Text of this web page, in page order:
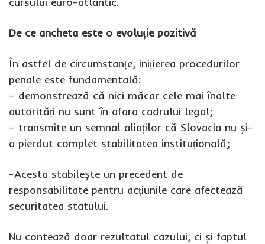
De ce ancheta este o evoluție pozitivă
În astfel de circumstanțe, inițierea procedurilor
penale este fundamentală:
– demonstrează că nici măcar cele mai înalte
autorități nu sunt în afara cadrului legal;
– transmite un semnal aliaților că Slovacia nu și-
a pierdut complet stabilitatea instituțională;
-Acesta stabilește un precedent de
responsabilitate pentru acțiunile care afectează
securitatea statului.
Nu contează doar rezultatul cazului, ci și faptul